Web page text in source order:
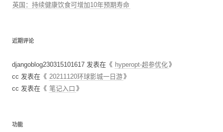
英国：持续健康饮食可增加10年预期寿命
近期评论
djangoblog230315101617 发表在《 hyperopt-超参优化 》
cc 发表在《 20211120环球影城一日游 》
cc 发表在《 笔记入口 》
功能